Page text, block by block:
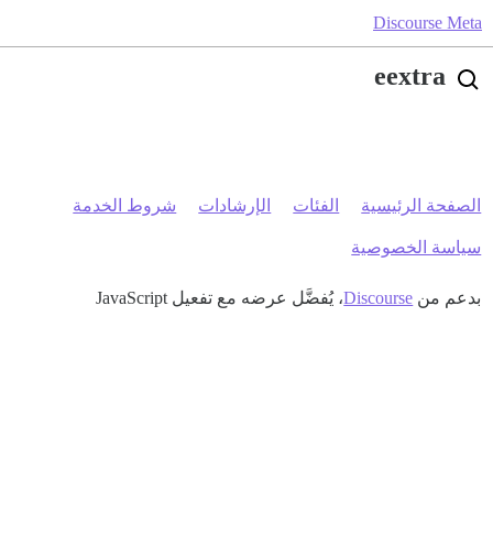
Discourse Meta
eextra
الصفحة الرئيسية الفئات الإرشادات شروط الخدمة
سياسة الخصوصية
بدعم من Discourse، يُفضَّل عرضه مع تفعيل JavaScript